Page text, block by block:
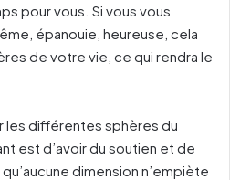
pour vous. Si vous vous
épanouie, heureuse, cela
de votre vie, ce qui rendra le
les différentes sphères du
est d’avoir du soutien et de
dimension n’empiète